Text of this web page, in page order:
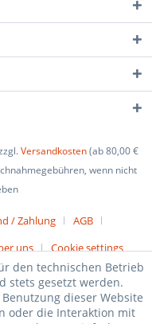
Versandkosten(ab 80,00 €
wenn nicht
/ Zahlung
AGB
uns Cookie settings
den technischen Betrieb
stets gesetzt werden.
dieser Website
oder die Interaktion mit